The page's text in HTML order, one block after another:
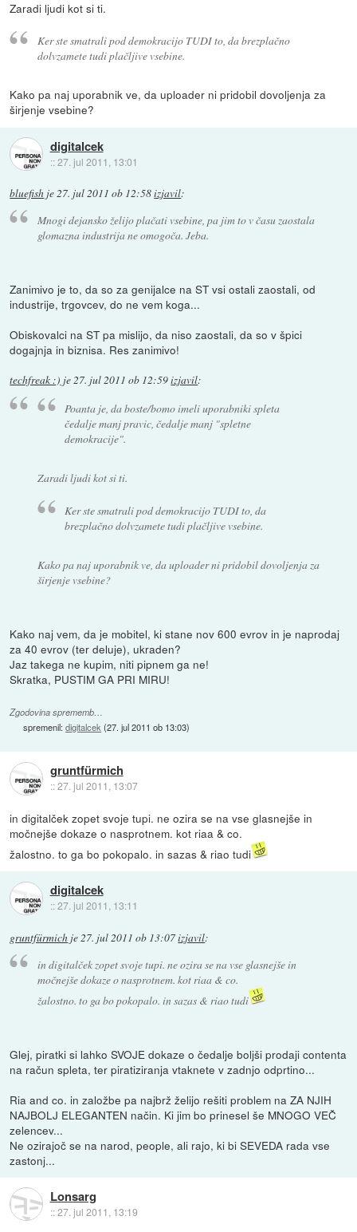
Zaradi ljudi kot si ti.
Ker ste smatrali pod demokracijo TUDI to, da brezplačno
dolvzamete tudi plačljive vsebine.
Kako pa naj uporabnik ve, da uploader ni pridobil dovoljenja za
širjenje vsebine?
digitalcek
::27. jul 2011, 13:01
bluefish je27. jul 2011 ob 12:58izjavil:
Mnogi dejansko želijo plačati vsebine, pa jim to v času zaostala
glomazna industrija ne omogoča. Jeba.
Zanimivo je to, da so za genijalce na ST vsi ostali zaostali, od
industrije, trgovcev, do ne vem koga...
Obiskovalci na ST pa mislijo, da niso zaostali, da so v špici
dogajnja in biznisa. Res zanimivo!
techfreak :) je27. jul 2011 ob 12:59izjavil:
Poanta je, da boste/bomo imeli uporabniki spleta
čedalje manj pravic, čedalje manj "spletne
demokracije".
Zaradi ljudi kot si ti.
Ker ste smatrali pod demokracijo TUDI to, da
brezplačno dolvzamete tudi plačljive vsebine.
Kako pa naj uporabnik ve, da uploader ni pridobil dovoljenja za
širjenje vsebine?
Kako naj vem, da je mobitel, ki stane nov 600 evrov in je naprodaj
za 40 evrov (ter deluje), ukraden?
Jaz takega ne kupim, niti pipnem ga ne!
Skratka, PUSTIM GA PRI MIRU!
Zgodovina sprememb…
spremenil:digitalcek (27. jul 2011 ob 13:03)
gruntfürmich
::27. jul 2011, 13:07
in digitalček zopet svoje tupi. ne ozira se na vse glasnejše in
močnejše dokaze o nasprotnem. kot riaa & co.
žalostno. to ga bo pokopalo. in sazas & riao tudi
digitalcek
::27. jul 2011, 13:11
gruntfürmich je27. jul 2011 ob 13:07izjavil:
in digitalček zopet svoje tupi. ne ozira se na vse glasnejše in
močnejše dokaze o nasprotnem. kot riaa & co.
žalostno. to ga bo pokopalo. in sazas & riao tudi
Glej, piratki si lahko SVOJE dokaze o čedalje boljši prodaji contenta
na račun spleta, ter piratiziranja vtaknete v zadnjo odprtino...
Ria and co. in založbe pa najbrž želijo rešiti problem na ZA NJIH
NAJBOLJ ELEGANTEN način. Ki jim bo prinesel še MNOGO VEČ
zelencev...
Ne ozirajoč se na narod, people, ali rajo, ki bi SEVEDA rada vse
zastonj...
Lonsarg
::27. jul 2011, 13:19